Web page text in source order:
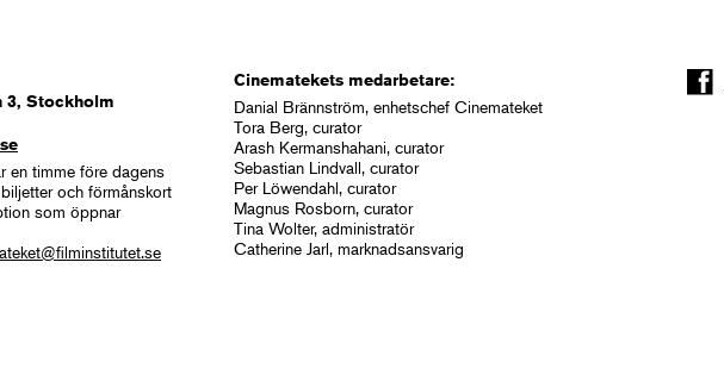
3, Stockholm
en timme före dagens
och förmånskort
som öppnar
Cinematekets medarbetare:
Danial Brännström, enhetschef Cinemateket
Tora Berg, curator
Arash Kermanshahani, curator
Sebastian Lindvall, curator
Per Löwendahl, curator
Magnus Rosborn, curator
Tina Wolter, administratör
Catherine Jarl, marknadsansvarig